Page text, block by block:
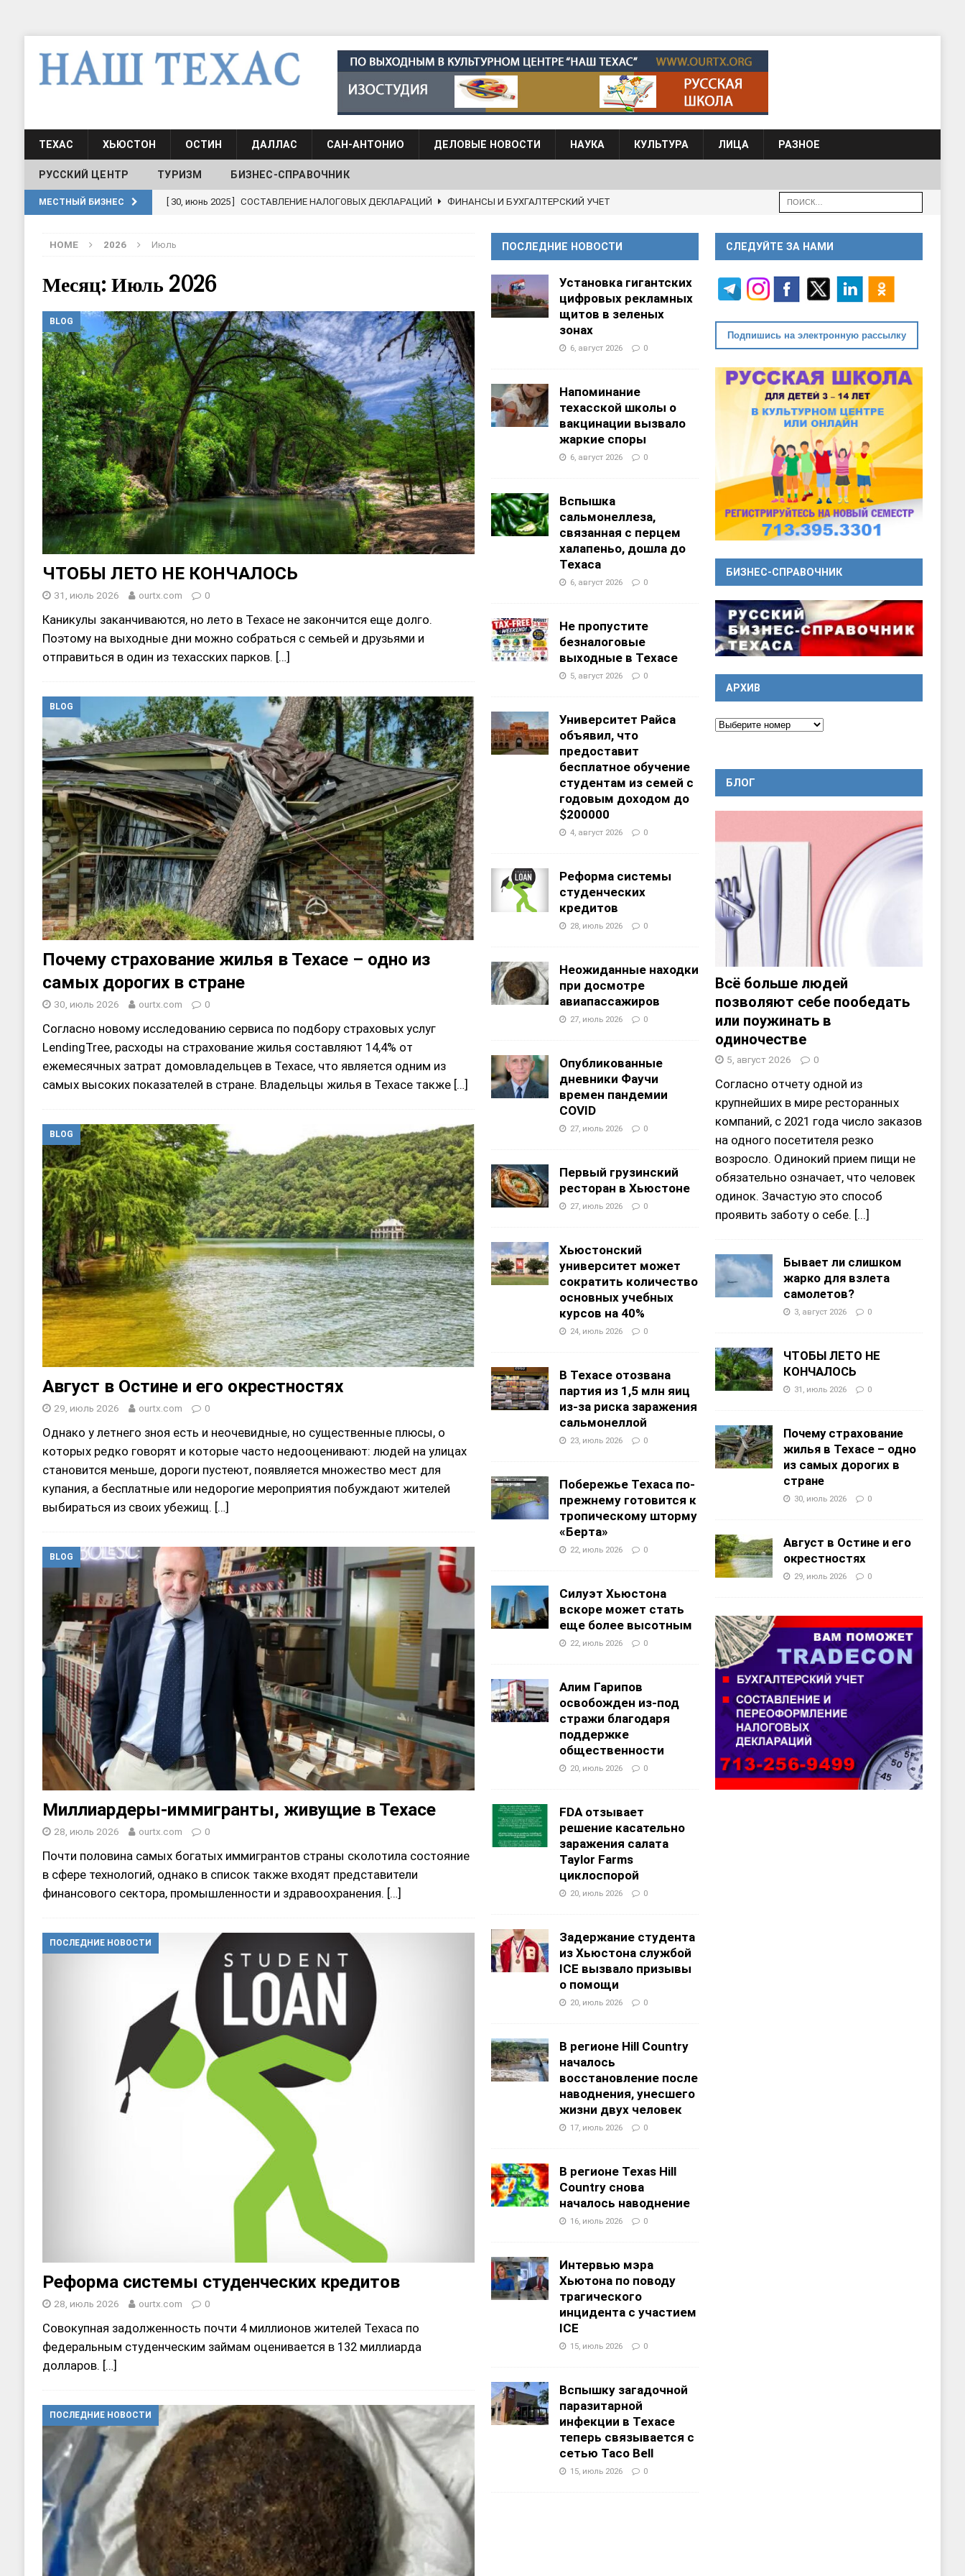
ТЕХАС ХЬЮСТОН ОСТИН ДАЛЛАС САН-АНТОНИО ДЕЛОВЫЕ НОВОСТИ НАУКА КУЛЬТУРА ЛИЦА РАЗНОЕ
РУССКИЙ ЦЕНТР ТУРИЗМ БИЗНЕС-СПРАВОЧНИК
МЕСТНЫЙ БИЗНЕС [ 19, июль 2017 ] Классы русского языка для взрослых при Культурном центре “Наш Техас”
[ 19, июль 2017 ] Школа русского языка при культурном центре “Наш Техас” ШКОЛЫ И
ДЕТСКИЕ САДЫ
[ 20, август 2025 ] Alliance Fencing Academy ШКОЛЫ И ДЕТСКИЕ САДЫ
[ 30, июнь 2025 ] СОСТАВЛЕНИЕ НАЛОГОВЫХ ДЕКЛАРАЦИЙ ФИНАНСЫ И БУХГАЛТЕРСКИЙ УЧЕТ
HOME 2026 Июль
Месяц: Июль 2026
BLOG
ЧТОБЫ ЛЕТО НЕ КОНЧАЛОСЬ
31, июль 2026 ourtx.com 0
Каникулы закaнчиваются, но лето в Техасе не закончится еще долго.
Поэтому на выходные дни можно собраться с семьей и друзьями и
отправиться в один из техасских парков. […]
BLOG
Почему страхование жилья в Техасе – одно из
самых дорогих в стране
30, июль 2026 ourtx.com 0
Согласно новому исследованию сервиса по подбору страховых услуг
LendingTree, расходы на страхование жилья составляют 14,4% от
ежемесячных затрат домовладельцев в Техасе, что является одним из
самых высоких показателей в стране. Владельцы жилья в Техасе также […]
BLOG
Август в Остине и его окрестностях
29, июль 2026 ourtx.com 0
Однако у летнего зноя есть и неочевидные, но существенные плюсы, о
которых редко говорят и которые часто недооценивают: людей на улицах
становится меньше, дороги пустеют, появляется множество мест для
купания, а бесплатные или недорогие мероприятия побуждают жителей
выбираться из своих убежищ. […]
BLOG
Миллиардеры-иммигранты, живущие в Техасе
28, июль 2026 ourtx.com 0
Почти половина самых богатых иммигрантов страны сколотила состояние
в сфере технологий, однако в список также входят представители
финансового сектора, промышленности и здравоохранения. […]
ПОСЛЕДНИЕ НОВОСТИ
Реформа системы студенческих кредитов
28, июль 2026 ourtx.com 0
Совокупная задолженность почти 4 миллионов жителей Техаса по
федеральным студенческим займам оценивается в 132 миллиарда
долларов. […]
ПОСЛЕДНИЕ НОВОСТИ
ПОСЛЕДНИЕ НОВОСТИ
Установка гигантских
цифровых рекламных
щитов в зеленых
зонах
6, август 2026 0
Напоминание
техасской школы о
вакцинации вызвало
жаркие споры
6, август 2026 0
Вспышка
сальмонеллеза,
связанная с перцем
халапеньо, дошла до
Техаса
6, август 2026 0
Не пропустите
безналоговые
выходные в Техасе
5, август 2026 0
Университет Райса
объявил, что
предоставит
бесплатное обучение
студентам из семей с
годовым доходом до
$200000
4, август 2026 0
Реформа системы
студенческих
кредитов
28, июль 2026 0
Неожиданные находки
при досмотре
авиапассажиров
27, июль 2026 0
Опубликованные
дневники Фаучи
времен пандемии
COVID
27, июль 2026 0
Первый грузинский
ресторан в Хьюстоне
27, июль 2026 0
Хьюстонский
университет может
сократить количество
основных учебных
курсов на 40%
24, июль 2026 0
В Техасе отозвана
партия из 1,5 млн яиц
из-за риска заражения
сальмонеллой
23, июль 2026 0
Побережье Техаса по-
прежнему готовится к
тропическому шторму
«Берта»
22, июль 2026 0
Силуэт Хьюстона
вскоре может стать
еще более высотным
22, июль 2026 0
Алим Гарипов
освобожден из-под
стражи благодаря
поддержке
общественности
20, июль 2026 0
FDA отзывает
решение касательно
заражения салата
Taylor Farms
циклоспорой
20, июль 2026 0
Задержание студента
из Хьюстона службой
ICE вызвало призывы
о помощи
20, июль 2026 0
В регионе Hill Country
началось
восстановление после
наводнения, унесшего
жизни двух человек
17, июль 2026 0
В регионе Texas Hill
Country снова
началось наводнение
16, июль 2026 0
Интервью мэра
Хьютона по поводу
трагического
инцидента с участием
ICE
15, июль 2026 0
Вспышку загадочной
паразитарной
инфекции в Техасе
теперь связывается с
сетью Taco Bell
15, июль 2026 0
СЛЕДУЙТЕ ЗА НАМИ
Подпишись на электронную рассылку
БИЗНЕС-СПРАВОЧНИК
АРХИВ
БЛОГ
Всё больше людей
позволяют себе пообедать
или поужинать в
одиночестве
5, август 2026 0
Согласно отчету одной из
крупнейших в мире ресторанных
компаний, с 2021 года число заказов
на одного посетителя резко
возросло. Одинокий прием пищи не
обязательно означает, что человек
одинок. Зачастую это способ
проявить заботу о себе. [...]
Бывает ли слишком
жарко для взлета
самолетов?
3, август 2026 0
ЧТОБЫ ЛЕТО НЕ
КОНЧАЛОСЬ
31, июль 2026 0
Почему страхование
жилья в Техасе – одно
из самых дорогих в
стране
30, июль 2026 0
Август в Остине и его
окрестностях
29, июль 2026 0